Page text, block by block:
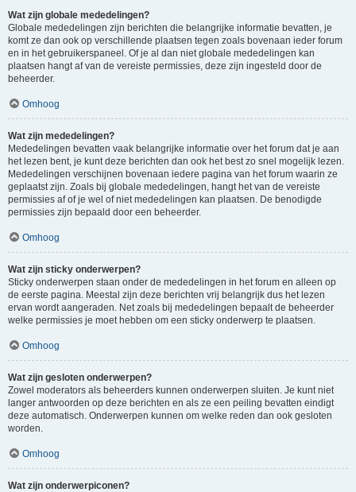
Wat zijn globale mededelingen?
Globale mededelingen zijn berichten die belangrijke informatie bevatten, je
komt ze dan ook op verschillende plaatsen tegen zoals bovenaan ieder forum
en in het gebruikerspaneel. Of je al dan niet globale mededelingen kan
plaatsen hangt af van de vereiste permissies, deze zijn ingesteld door de
beheerder.
Omhoog
Wat zijn mededelingen?
Mededelingen bevatten vaak belangrijke informatie over het forum dat je aan
het lezen bent, je kunt deze berichten dan ook het best zo snel mogelijk lezen.
Mededelingen verschijnen bovenaan iedere pagina van het forum waarin ze
geplaatst zijn. Zoals bij globale mededelingen, hangt het van de vereiste
permissies af of je wel of niet mededelingen kan plaatsen. De benodigde
permissies zijn bepaald door een beheerder.
Omhoog
Wat zijn sticky onderwerpen?
Sticky onderwerpen staan onder de mededelingen in het forum en alleen op
de eerste pagina. Meestal zijn deze berichten vrij belangrijk dus het lezen
ervan wordt aangeraden. Net zoals bij mededelingen bepaalt de beheerder
welke permissies je moet hebben om een sticky onderwerp te plaatsen.
Omhoog
Wat zijn gesloten onderwerpen?
Zowel moderators als beheerders kunnen onderwerpen sluiten. Je kunt niet
langer antwoorden op deze berichten en als ze een peiling bevatten eindigt
deze automatisch. Onderwerpen kunnen om welke reden dan ook gesloten
worden.
Omhoog
Wat zijn onderwerpiconen?